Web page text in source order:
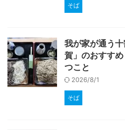
そば
我が家が通う
賀」のおすす
つこと
2026/8/1
そば